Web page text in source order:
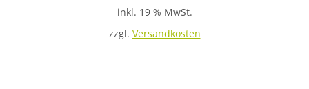
inkl. 19 % MwSt.
zzgl. Versandkosten